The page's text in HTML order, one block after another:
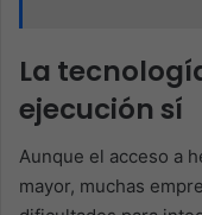
La
ejecución sí
Aunque el acceso a
mayor, muchas